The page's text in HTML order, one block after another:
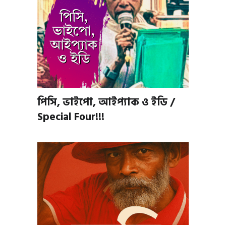
পিসি, ভাইপো, আইপ্যাক ও ইডি /
Special Four!!!